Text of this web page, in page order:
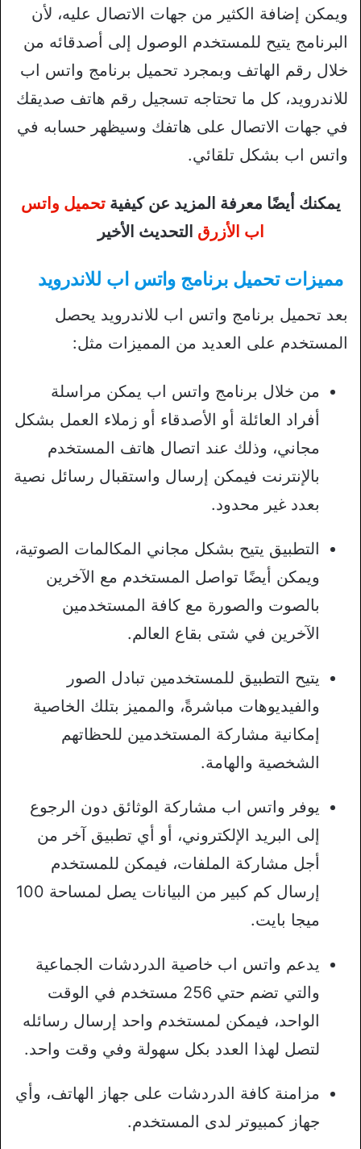
ويمكن إضافة الكثير من جهات الاتصال عليه، لأن
البرنامج يتيح للمستخدم الوصول إلى أصدقائه من
خلال رقم الهاتف وبمجرد تحميل برنامج واتس اب
للاندرويد، كل ما تحتاجه تسجيل رقم هاتف صديقك
في جهات الاتصال على هاتفك وسيظهر حسابه في
واتس اب بشكل تلقائي.
يمكنك أيضًا معرفة المزيد عن كيفيةتحميل واتس
اب الأزرق التحديث الأخير
مميزات تحميل برنامج واتس اب للاندرويد
بعد تحميل برنامج واتس اب للاندرويد يحصل
المستخدم على العديد من المميزات مثل:
من خلال برنامج واتس اب يمكن مراسلة
أفراد العائلة أو الأصدقاء أو زملاء العمل بشكل
مجاني، وذلك عند اتصال هاتف المستخدم
بالإنترنت فيمكن إرسال واستقبال رسائل نصية
بعدد غير محدود.
التطبيق يتيح بشكل مجاني المكالمات الصوتية،
ويمكن أيضًا تواصل المستخدم مع الآخرين
بالصوت والصورة مع كافة المستخدمين
الآخرين في شتى بقاع العالم.
يتيح التطبيق للمستخدمين تبادل الصور
والفيديوهات مباشرةً، والمميز بتلك الخاصية
إمكانية مشاركة المستخدمين للحظاتهم
الشخصية والهامة.
يوفر واتس اب مشاركة الوثائق دون الرجوع
إلى البريد الإلكتروني، أو أي تطبيق آخر من
أجل مشاركة الملفات، فيمكن للمستخدم
إرسال كم كبير من البيانات يصل لمساحة 100
ميجا بايت.
يدعم واتس اب خاصية الدردشات الجماعية
والتي تضم حتي 256 مستخدم في الوقت
الواحد، فيمكن لمستخدم واحد إرسال رسائله
لتصل لهذا العدد بكل سهولة وفي وقت واحد.
مزامنة كافة الدردشات على جهاز الهاتف، وأي
جهاز كمبيوتر لدى المستخدم.